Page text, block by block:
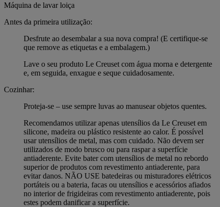
Máquina de lavar loiça
Antes da primeira utilização:
Desfrute ao desembalar a sua nova compra! (E certifique-se
que remove as etiquetas e a embalagem.)
Lave o seu produto Le Creuset com água morna e detergente
e, em seguida, enxague e seque cuidadosamente.
Cozinhar:
Proteja-se – use sempre luvas ao manusear objetos quentes.
Recomendamos utilizar apenas utensílios da Le Creuset em
silicone, madeira ou plástico resistente ao calor. É possível
usar utensílios de metal, mas com cuidado. Não devem ser
utilizados de modo brusco ou para raspar a superfície
antiaderente. Evite bater com utensílios de metal no rebordo
superior de produtos com revestimento antiaderente, para
evitar danos. NÃO USE batedeiras ou misturadores elétricos
portáteis ou a bateria, facas ou utensílios e acessórios afiados
no interior de frigideiras com revestimento antiaderente, pois
estes podem danificar a superfície.